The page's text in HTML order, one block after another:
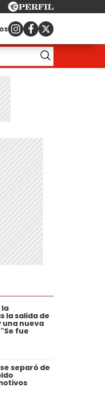
la
la salida de
una nueva
fue
separó de